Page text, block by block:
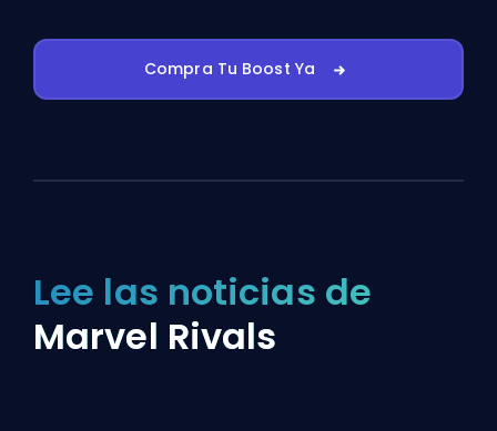
Compra Tu Boost Ya
Lee las noticias de
Marvel Rivals